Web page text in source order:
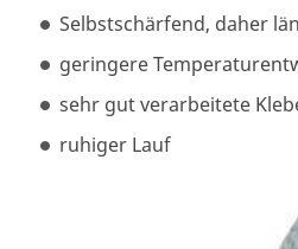
Selbstschärfend, daher
geringere
sehr gut verarbeitete
ruhiger Lauf